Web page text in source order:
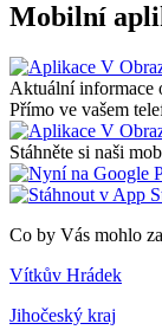
Mobilní
Aktuální informace
Přímo ve vašem
Stáhněte si naši
Co by Vás mohlo
Vítkův Hrádek
Jihočeský kraj